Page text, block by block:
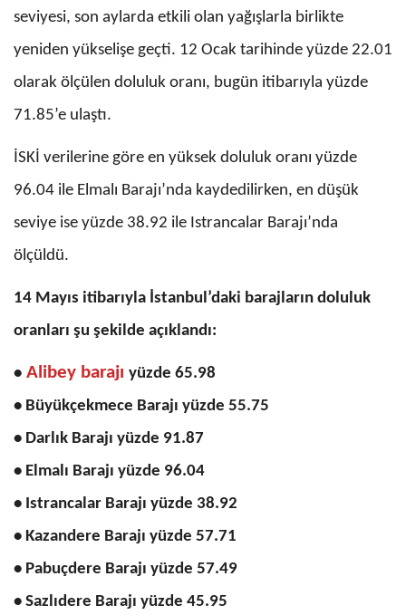
seviyesi, son aylarda etkili olan yağışlarla birlikte
yeniden yükselişe geçti. 12 Ocak tarihinde yüzde 22.01
olarak ölçülen doluluk oranı, bugün itibarıyla yüzde
71.85’e ulaştı.
İSKİ verilerine göre en yüksek doluluk oranı yüzde
96.04 ile Elmalı Barajı’nda kaydedilirken, en düşük
seviye ise yüzde 38.92 ile Istrancalar Barajı’nda
ölçüldü.
14 Mayıs itibarıyla İstanbul’daki barajların doluluk
oranları şu şekilde açıklandı:
• Alibey barajı yüzde 65.98
• Büyükçekmece Barajı yüzde 55.75
• Darlık Barajı yüzde 91.87
• Elmalı Barajı yüzde 96.04
• Istrancalar Barajı yüzde 38.92
• Kazandere Barajı yüzde 57.71
• Pabuçdere Barajı yüzde 57.49
• Sazlıdere Barajı yüzde 45.95